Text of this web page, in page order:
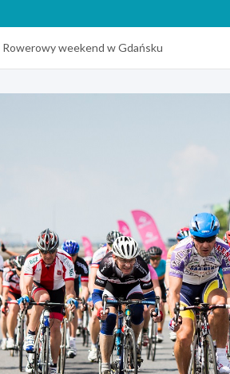
Rowerowy weekend w Gdańsku